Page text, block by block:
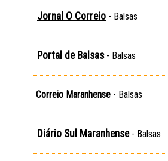
Jornal O Correio - Balsas
Portal de Balsas- Balsas
Correio Maranhense - Balsas
Diário Sul Maranhense- Balsas